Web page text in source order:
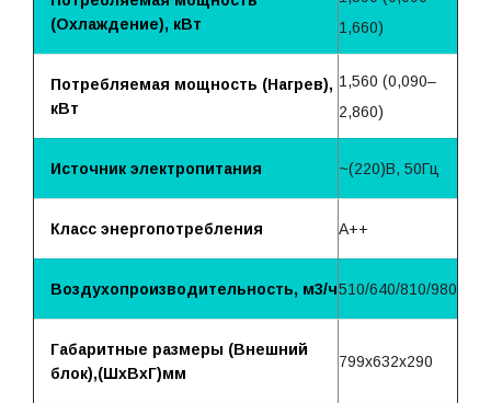
(Охлаждение), кВт
1,660)
Потребляемая мощность (Нагрев),
кВт
1,560 (0,090–
2,860)
Источник электропитания ~(220)B, 50Гц
Класс энергопотребления A++
Воздухопроизводительность, м3/ч510/640/810/980
Габаритные размеры (Внешний
блок),(ШхВхГ)мм
799x632x290